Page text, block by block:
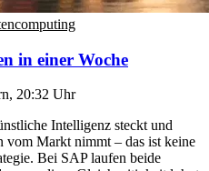
in einer Woche
20:32 Uhr
Intelligenz steckt und
Markt nimmt – das ist keine
Bei SAP laufen beide